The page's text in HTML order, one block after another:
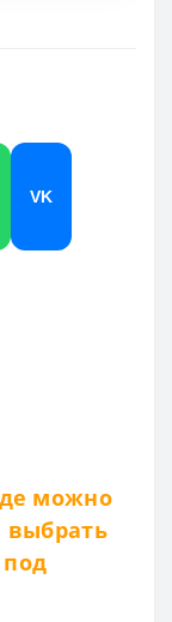
VK
можно
выбрать